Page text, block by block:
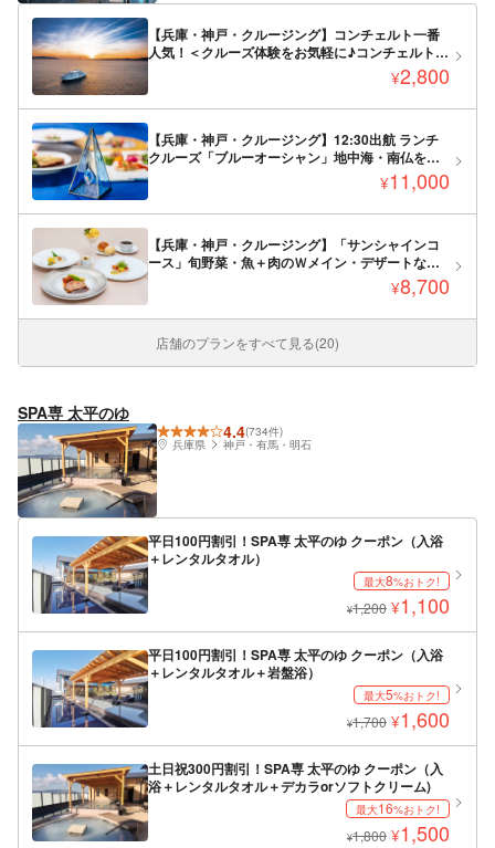
【兵庫・神戸・クルージング】コンチェルト一番
人気！＜クルーズ体験をお気軽に♪コンチェルト★
クルーズのみプラン＞選べるソフトドリンク1杯
付・1日4便から選択(ランチorティーorトワイライ
トorナイト)
¥2,800
【兵庫・神戸・クルージング】12:30出航 ランチ
クルーズ「ブルーオーシャン」地中海・南仏を感
¥11,000
【兵庫・神戸・クルージング】「サンシャインコ
ース」旬野菜・魚＋肉のＷメイン・デザートなど
¥8,700
店舗のプランをすべて見る(20)
SPA専 太平のゆ
4.4(734件)
兵庫県
神戸・有馬・明石
平日100円割引！SPA専 太平のゆ クーポン（入浴
＋レンタルタオル）
最大8%おトク!
¥1,200 ¥1,100
平日100円割引！SPA専 太平のゆ クーポン（入浴
＋レンタルタオル＋岩盤浴）
最大5%おトク!
¥1,700 ¥1,600
土日祝300円割引！SPA専 太平のゆ クーポン（入
浴＋レンタルタオル＋デカラorソフトクリーム)
最大16%おトク!
¥1,800 ¥1,500